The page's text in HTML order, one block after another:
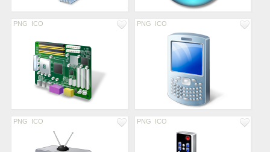
PNG ICO PNG ICO
PNG ICO PNG ICO